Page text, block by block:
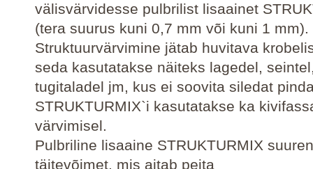
välisvärvidesse pulbrilist lisaainet
(tera suurus kuni 0,7 mm või kuni 1 mm).
Struktuurvärvimine jätab huvitava
seda kasutatakse näiteks lagedel,
tugitaladel jm, kus ei soovita siledat
STRUKTURMIX`i kasutatakse ka
värvimisel.
Pulbriline lisaaine STRUKTURMIX
täitevõimet, mis aitab peita